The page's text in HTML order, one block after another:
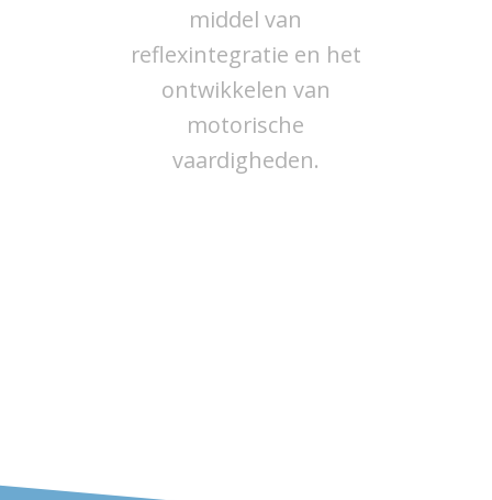
middel van
reflexintegratie en het
ontwikkelen van
motorische
vaardigheden.